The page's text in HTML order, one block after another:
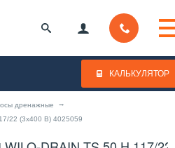
КАЛЬКУЛЯТОР
дренажные
22 (3x400 В) 4025059